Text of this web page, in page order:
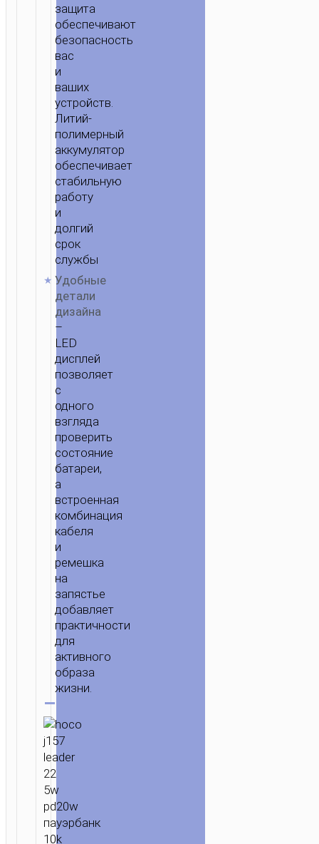
защита
обеспечивают
безопасность
вас
и
ваших
устройств.
Литий-
полимерный
аккумулятор
обеспечивает
стабильную
работу
и
долгий
срок
службы
Удобные
детали
дизайна
–
LED
дисплей
позволяет
с
одного
взгляда
проверить
состояние
батареи,
а
встроенная
комбинация
кабеля
и
ремешка
на
запястье
добавляет
практичности
для
активного
образа
жизни.